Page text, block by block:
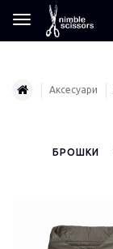
Аксесуари
БРОШКИ